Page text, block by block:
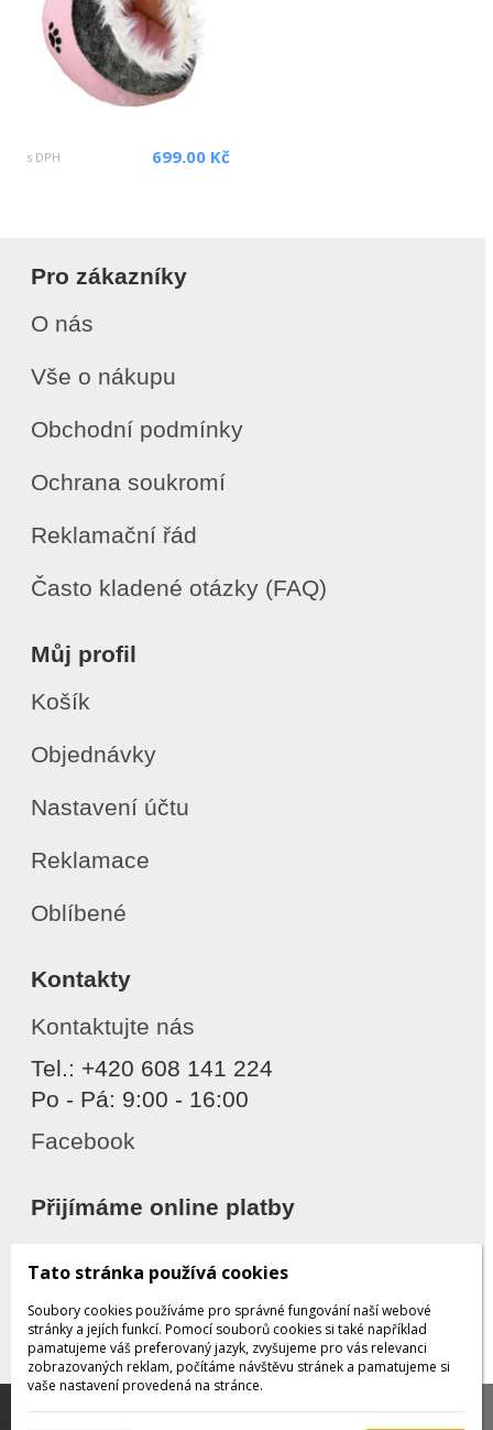
s DPH 699.00 Kč
Pro zákazníky
O nás
Vše o nákupu
Obchodní podmínky
Ochrana soukromí
Reklamační řád
Často kladené otázky (FAQ)
Můj profil
Košík
Objednávky
Nastavení účtu
Reklamace
Oblíbené
Kontakty
Kontaktujte nás
Tel.: +420 608 141 224
Po - Pá: 9:00 - 16:00
Facebook
Přijímáme online platby
Děkujeme za důvěru
Tato stránka používá cookies
Soubory cookies používáme pro správné fungování naší webové
stránky a jejích funkcí. Pomocí souborů cookies si také například
pamatujeme váš preferovaný jazyk, zvyšujeme pro vás relevanci
zobrazovaných reklam, počítáme návštěvu stránek a pamatujeme si
vaše nastavení provedená na stránce.